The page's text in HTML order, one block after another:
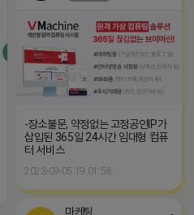
-장소불문, 약정없는 고정공인IP가
삽입된 365일 24시간 임대형 컴퓨
터 서비스
2023-09-05 19:01:58